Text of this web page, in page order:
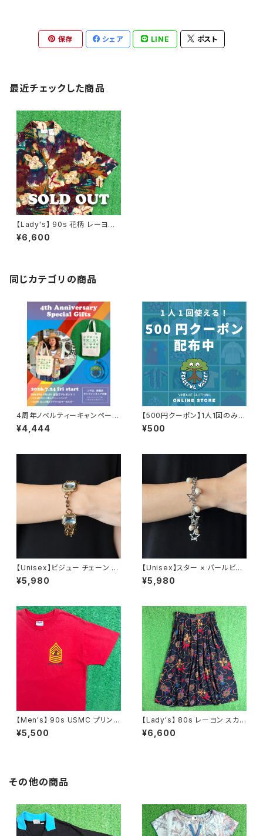
保存 シェア LINE ポスト
最近チェックした商品
【Lady's】 90s 花柄 レーヨン
開襟 シャツ / 90年代 半袖 古
着 レディース 1881
¥6,600
同じカテゴリの商品
4周年ノベルティーキャンペーン
開催中！
¥4,444
【500円クーポン】1人1回のみご
利用可能！
¥500
【Unisex】ビジュー チェーン ブ
レスレット / 古着 アクセサリー
N0737
¥5,980
【Unisex】スター × パールビー
ズ チャーム チェーン ブレスレッ
ト / 古着 アクセサリー N1109
¥5,980
【Men's】 90s USMC プリント
Tシャツ / アメリカ製 USA製 9
0年代 ティーシャツ T-Shirt 古
¥5,500
【Lady's】 80s レーヨン スカ
ーフ柄 スカート / 80年代 古着
レディース 総柄 2266
¥6,600
その他の商品